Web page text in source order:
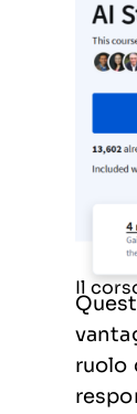
Il
ruolo